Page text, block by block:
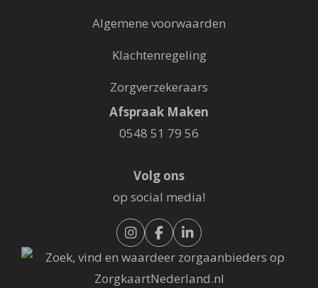
Algemene voorwaarden
Klachtenregeling
Zorgverzekeraars
Afspraak Maken
0548 51 79 56
Volg ons
op social media!